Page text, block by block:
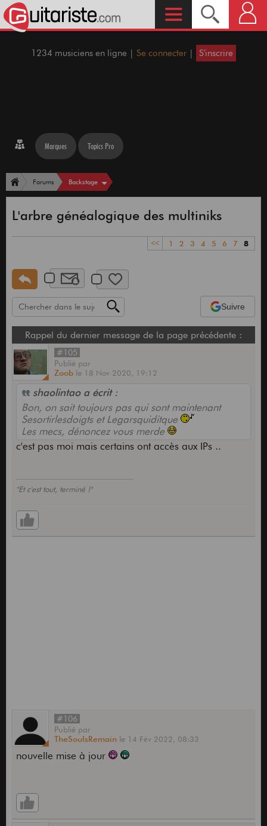
1234 musiciens en ligne | Se connecter | S'inscrire
Marques Topics Pro
Forums Backstage
L'arbre généalogique des multiniks
<< 1 2 3 4 5 6 7 8
Suivre
Rappel du dernier message de la page précédente :
#105
Publié par
Zoob le 18 Nov 2020, 19:12
shaolintao a écrit :
Bon, on sait toujours pas qui sont maintenant
Sesortirlesdoigts et Legarsquiditque
Les mecs, dénoncez vous merde
c'est pas moi mais certains ont accès aux IPs ..
"Et c'est tout, terminé !"
#106
Publié par
TheSoulsRemain le 14 Fév 2022, 08:33
nouvelle mise à jour